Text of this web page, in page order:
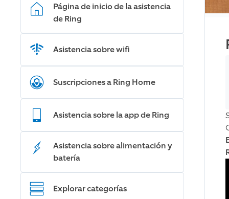
Página de inicio de la asistencia
de Ring
Asistencia sobre wifi
Suscripciones a Ring Home
Asistencia sobre la app de Ring
Asistencia sobre alimentación y
batería
Explorar categorías